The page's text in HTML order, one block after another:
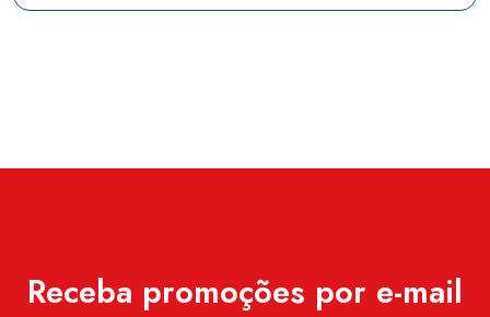
Receba promoções por e-mail